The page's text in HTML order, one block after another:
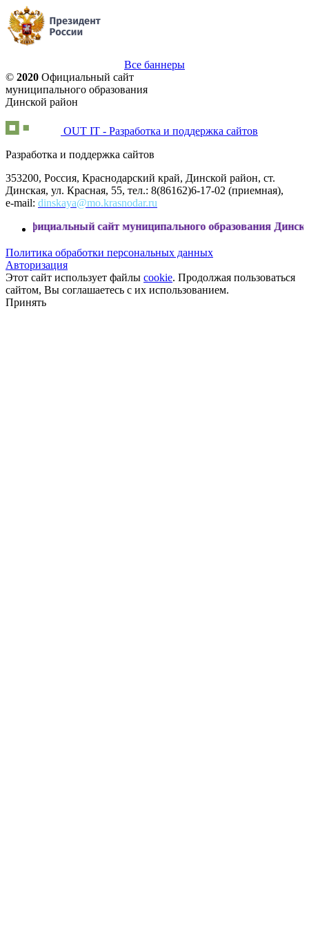
Все баннеры
© 2020 Официальный сайт
муниципального образования
Динской район
OUT IT - Разработка и поддержка сайтов
Разработка и поддержка сайтов
353200, Россия, Краснодарский край, Динской район, ст.
Динская, ул. Красная, 55, тел.: 8(86162)6-17-02 (приемная),
e-mail: dinskaya@mo.krasnodar.ru
сайт муниципального образования Динской район
Политика обработки персональных данных
Авторизация
Этот сайт использует файлы cookie. Продолжая пользоваться
сайтом, Вы соглашаетесь с их использованием.
Принять